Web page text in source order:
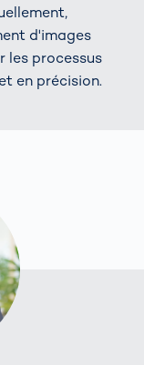
d'images
les processus
en précision.